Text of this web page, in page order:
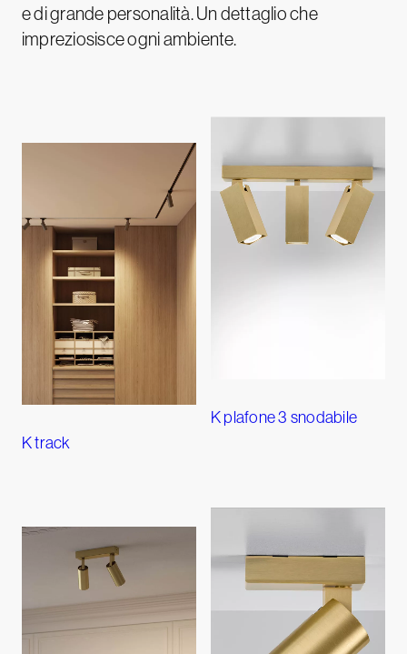
e di grande personalità. Un dettaglio che
impreziosisce ogni ambiente.
K track
K plafone 3 snodabile